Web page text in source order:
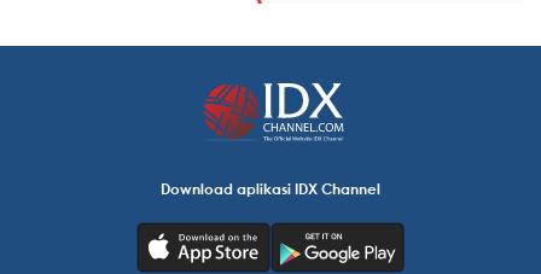
Download aplikasi IDX Channel